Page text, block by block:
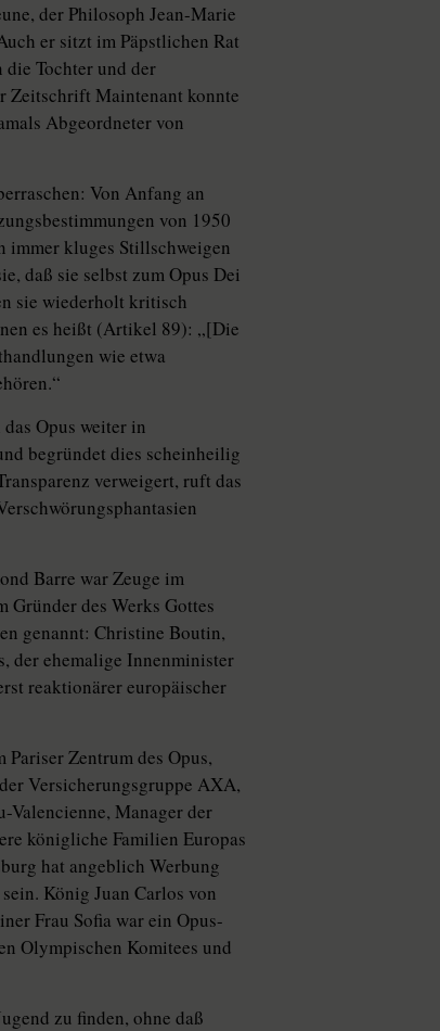
der Philosoph Jean-Marie
er sitzt im Päpstlichen Rat
Tochter und der
Zeitschrift Maintenant konnte
Abgeordneter von
Von Anfang an
von 1950
immer kluges Stillschweigen
daß sie selbst zum Opus Dei
sie wiederholt kritisch
es heißt (Artikel 89): „[Die
wie etwa
Opus weiter in
begründet dies scheinheilig
verweigert, ruft das
Barre war Zeuge im
Gründer des Werks Gottes
genannt: Christine Boutin,
der ehemalige Innenminister
reaktionärer europäischer
Zentrum des Opus,
Versicherungsgruppe AXA,
Valencienne, Manager der
königliche Familien Europas
hat angeblich Werbung
König Juan Carlos von
Frau Sofia war ein Opus-
Olympischen Komitees und
zu finden, ohne daß